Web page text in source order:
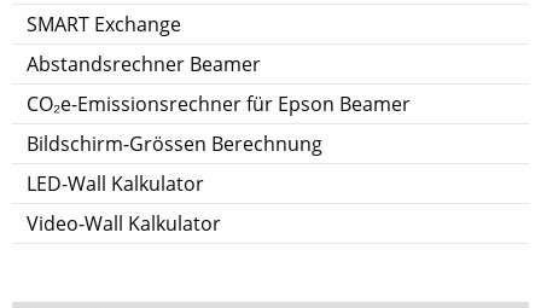
SMART Exchange
Abstandsrechner Beamer
CO₂e-Emissionsrechner für Epson Beamer
Bildschirm-Grössen Berechnung
LED-Wall Kalkulator
Video-Wall Kalkulator